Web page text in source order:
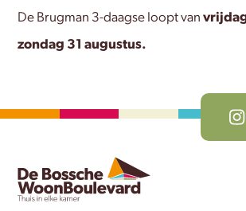
De Brugman 3-daagse loopt van
zondag 31 augustus.